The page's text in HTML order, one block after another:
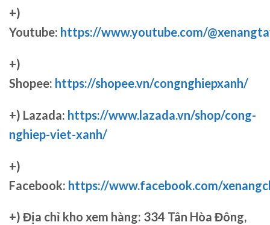
+)
Youtube: https://www.youtube.com/
+)
Shopee: https://shopee.vn/congnghiepxanh/
+) Lazada: https://www.lazada.vn/shop/cong-
nghiep-viet-xanh/
+)
Facebook: https://www.facebook.com/
+) Địa chỉ kho xem hàng: 334 Tân Hòa Đông,